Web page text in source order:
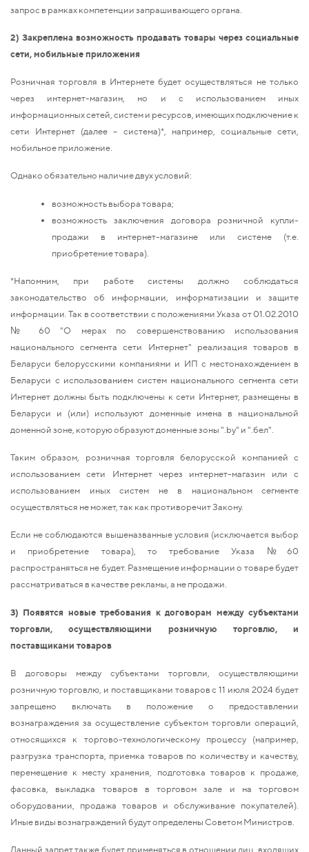
запрос в рамках компетенции запрашивающего органа.
2) Закреплена возможность продавать товары через социальные
сети, мобильные приложения
Розничная торговля в Интернете будет осуществляться не только
через интернет-магазин, но и с использованием иных
информационных сетей, систем и ресурсов, имеющих подключение к
сети Интернет (далее – система)*, например, социальные сети,
мобильное приложение.
Однако обязательно наличие двух условий:
возможность выбора товара;
возможность заключения договора розничной купли-
продажи в интернет-магазине или системе (т.е.
приобретение товара).
*Напомним, при работе системы должно соблюдаться
законодательство об информации, информатизации и защите
информации. Так в соответствии с положениями Указа от 01.02.2010
№ 60 "О мерах по совершенствованию использования
национального сегмента сети Интернет" реализация товаров в
Беларуси белорусскими компаниями и ИП с местонахождением в
Беларуси с использованием систем национального сегмента сети
Интернет должны быть подключены к сети Интернет, размещены в
Беларуси и (или) используют доменные имена в национальной
доменной зоне, которую образуют доменные зоны ".by" и ".бел".
Таким образом, розничная торговля белорусской компанией с
использованием сети Интернет через интернет-магазин или с
использованием иных систем не в национальном сегменте
осуществляться не может, так как противоречит Закону.
Если не соблюдаются вышеназванные условия (исключается выбор
и приобретение товара), то требование Указа №60
распространяться не будет. Размещение информации о товаре будет
рассматриваться в качестве рекламы, а не продажи.
3) Появятся новые требования к договорам между субъектами
торговли, осуществляющими розничную торговлю, и
поставщиками товаров
В договоры между субъектами торговли, осуществляющими
розничную торговлю, и поставщиками товаров с 11 июля 2024 будет
запрещено включать в положение о предоставлении
вознаграждения за осуществление субъектом торговли операций,
относящихся к торгово-технологическому процессу (например,
разгрузка транспорта, приемка товаров по количеству и качеству,
перемещение к месту хранения, подготовка товаров к продаже,
фасовка, выкладка товаров в торговом зале и на торговом
оборудовании, продажа товаров и обслуживание покупателей).
Иные виды вознаграждений будут определены Советом Министров.
Данный запрет также будет применяться в отношении лиц, входящих